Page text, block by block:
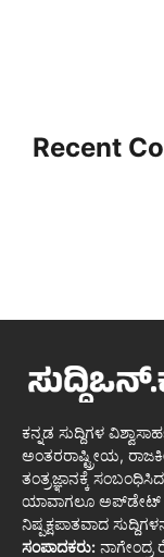
Recent
ಕನ್ನಡ ಸುದ್ದಿಗಳ
ಅಂತರರಾಷ್ಟ್ರೀಯ,
ತಂತ್ರಜ್ಞಾನಕ್ಕೆ
ಯಾವಾಗಲೂ ಅಪ್‌ಡೇಟ್
ನಿಷ್ಪಕ್ಷಪಾತವಾದ
ಸಂಪಾದಕರು: